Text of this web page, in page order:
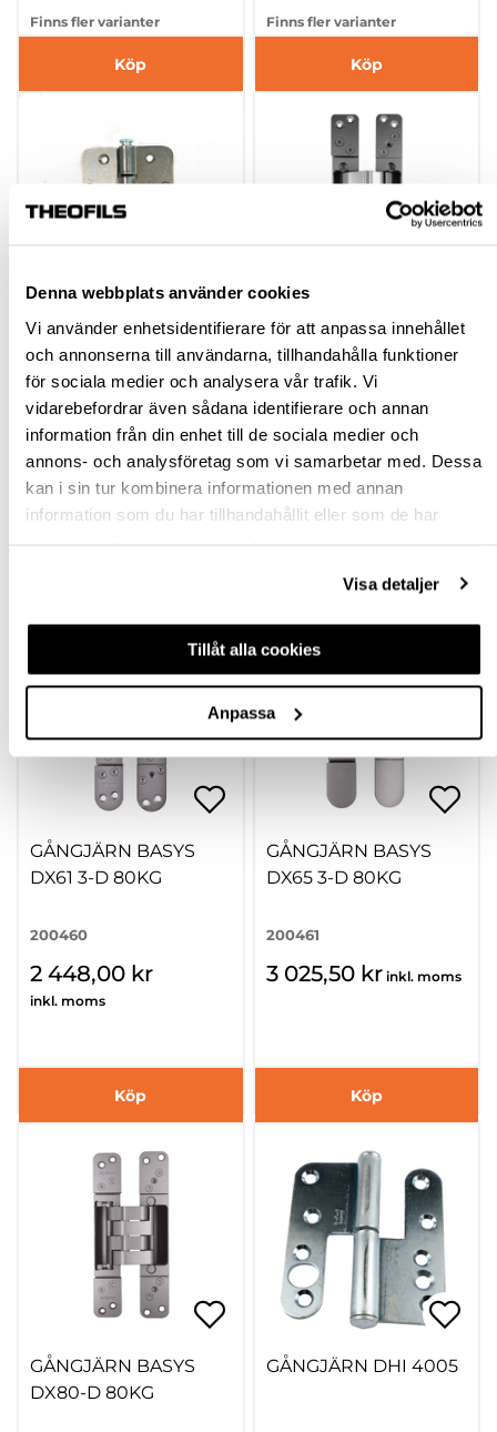
Denna webbplats använder cookies
Vi använder enhetsidentifierare för att anpassa innehållet
och annonserna till användarna, tillhandahålla funktioner
för sociala medier och analysera vår trafik. Vi
vidarebefordrar även sådana identifierare och annan
information från din enhet till de sociala medier och
annons- och analysföretag som vi samarbetar med. Dessa
kan i sin tur kombinera informationen med annan
information som du har tillhandahållit eller som de har
Visa detaljer
Tillåt alla cookies
Anpassa
Finns fler varianter
Köp
Finns fler varianter
Köp
GÅNGJÄRN 804
hp-101840
Från 1 311,00 kr
inkl. moms
GÅNGJÄRN BASYS
DX123-D 120KG
200463
4 578,00 kr
inkl. moms
Köp
GÅNGJÄRN BASYS
DX61 3-D 80KG
200460
2 448,00 kr
inkl. moms
Köp
GÅNGJÄRN BASYS
DX65 3-D 80KG
200461
3 025,50 kr inkl. moms
Köp
GÅNGJÄRN BASYS
DX80-D 80KG
GÅNGJÄRN DHI 4005